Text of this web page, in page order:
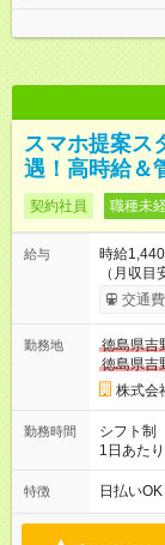
スマホ提案ス
遇！高時給＆
契約社員 職種未
給与
時給
（月収目安：25～27
タイム
す。シ
たいとい
ので、お気軽に
す。その間
用期間あ
と同じで
交通
勤務地
徳島県吉
徳島県吉
株式会
勤務時間
シフト制
1日あた
(1) 10:00
いずれも
たい」な
特徴 日払い